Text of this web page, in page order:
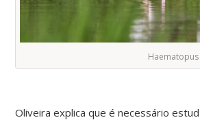
Oliveira explica que é necessário